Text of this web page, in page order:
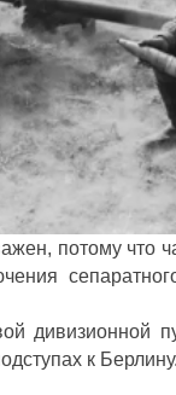
потому что
дивизионной
к Берлину.